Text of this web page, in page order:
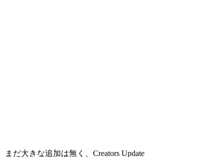
まだ大きな追加は無く、Creators Update